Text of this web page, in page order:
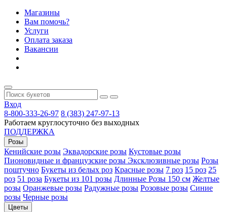
Магазины
Вам помочь?
Услуги
Оплата заказа
Вакансии
Вход
8-800-333-26-97 8 (383) 247-97-13
Работаем круглосуточно без выходных
ПОДДЕРЖКА
Розы
Кенийские розы Эквадорские розы Кустовые розы
Пионовидные и французские розы Эксклюзивные розы Розы
поштучно Букеты из белых роз Красные розы 7 роз 15 роз 25
роз 51 роза Букеты из 101 розы Длинные Розы 150 см Желтые
розы Оранжевые розы Радужные розы Розовые розы Синие
розы Черные розы
Цветы